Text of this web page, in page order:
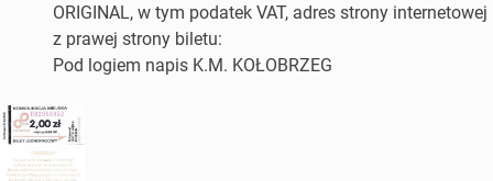
ORIGINAL, w tym podatek VAT, adres strony internetowej
z prawej strony biletu:
Pod logiem napis K.M. KOŁOBRZEG